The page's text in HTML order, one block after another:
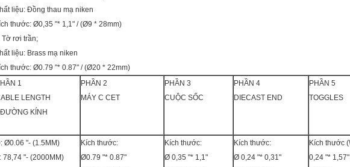
liệu: Đồng thau mạ niken
thước: Ø0,35 "* 1,1" / (Ø9 * 28mm)
Tờ rơi trần;
liệu: Brass mạ niken
thước: Ø0.79 "* 0.87" / (Ø20 * 22mm)
1
LENGTH
KÍNH
PHẦN 2
MÁY C CET
PHẦN 3
CUỘC SỐC
PHẦN 4
DIECAST END
PHẦN 5
TOGGLES
Ø0.06 "- (1.5MM)
78,74 "- (2000MM)
Kích thước:
Ø0.79 "* 0.87"
Kích thước:
Ø 0,35 "* 1,1"
Kích thước:
Ø 0,24 "* 0,31"
Kích thước
0,24 "*